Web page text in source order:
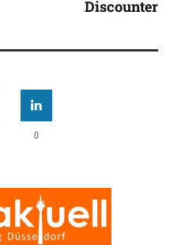
Discounter
0